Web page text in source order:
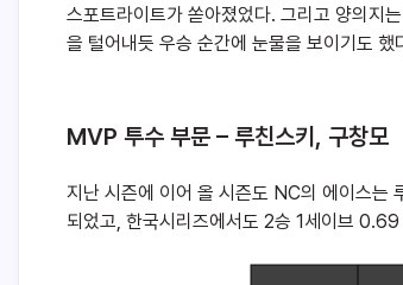
스포트라이트가 쏟아졌었다. 그리고 양의지
을 털어내듯 우승 순간에 눈물을 보이기도 했
MVP 투수 부문 – 루친스키, 구창모
지난 시즌에 이어 올 시즌도 NC의 에이스는
되었고, 한국시리즈에서도 2승 1세이브